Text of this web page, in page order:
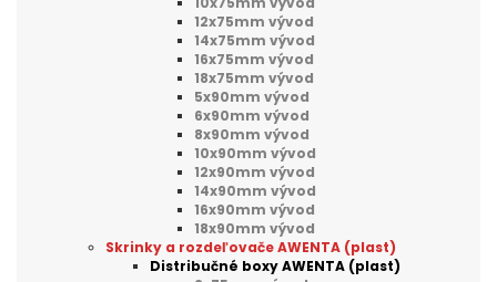
12x75mm vývod
14x75mm vývod
16x75mm vývod
18x75mm vývod
5x90mm vývod
6x90mm vývod
8x90mm vývod
10x90mm vývod
12x90mm vývod
14x90mm vývod
16x90mm vývod
18x90mm vývod
Skrinky a rozdeľovače AWENTA (plast)
Distribučné boxy AWENTA (plast)